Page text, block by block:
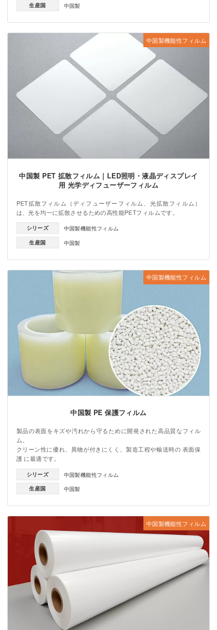
生産国 中国製
中国製機能性フィルム
中国製 PET 拡散フィルム｜LED照明・液晶ディスプレイ
用 光学ディフューザーフィルム
PET拡散フィルム（ディフューザーフィルム、光拡散フィルム）
は、光を均一に拡散させるための高性能PETフィルムです。
シリーズ 中国製機能性フィルム
生産国 中国製
中国製機能性フィルム
中国製 PE 保護フィルム
製品の表面をキズや汚れから守るために開発された高品質なフィル
ム。
クリーン性に優れ、異物が付きにくく、製造工程や輸送時の 表面保
護 に最適です。
シリーズ 中国製機能性フィルム
生産国 中国製
中国製機能性フィルム